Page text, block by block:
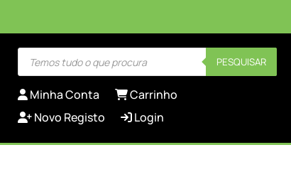
Products
search PESQUISAR
Minha Conta
Carrinho
Novo Registo
Login